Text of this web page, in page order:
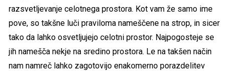
razsvetljevanje celotnega prostora. Kot vam že samo ime
pove, so takšne luči praviloma nameščene na strop, in sicer
tako da lahko osvetljujejo celotni prostor. Najpogosteje se
jih namešča nekje na sredino prostora. Le na takšen način
nam namreč lahko zagotovijo enakomerno porazdelitev